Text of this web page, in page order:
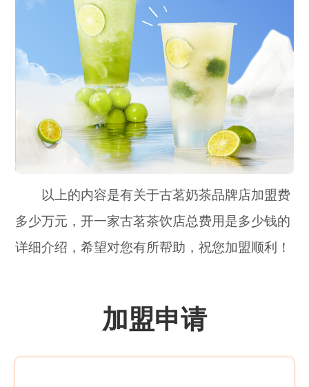
以上的内容是有关于古茗奶茶品牌店加盟费
多少万元，开一家古茗茶饮店总费用是多少钱的
详细介绍，希望对您有所帮助，祝您加盟顺利！
加盟申请